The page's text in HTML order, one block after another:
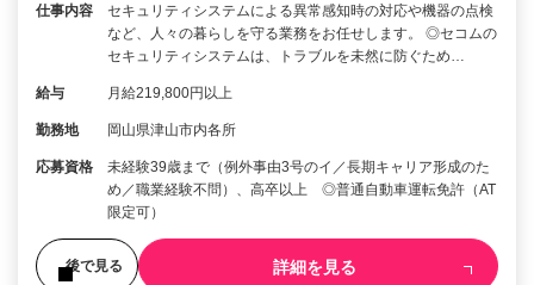
仕事内容
セキュリティシステムによる異常感知時の対応や機器の点検
など、人々の暮らしを守る業務をお任せします。 ◎セコムの
セキュリティシステムは、トラブルを未然に防ぐため…
給与 月給219,800円以上
勤務地 岡山県津山市内各所
応募資格
未経験39歳まで（例外事由3号のイ／長期キャリア形成のた
め／職業経験不問）、高卒以上 ◎普通自動車運転免許（AT
限定可）
後で見る 詳細を見る